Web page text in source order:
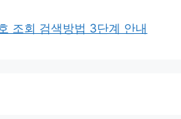
조회 검색방법 3단계 안내